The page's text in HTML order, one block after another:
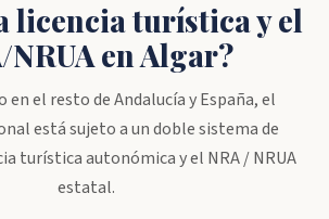
licencia turística y el
NRUA en Algar?
en el resto de Andalucía y España, el
está sujeto a un doble sistema de
turística autonómica y el NRA / NRUA
estatal.